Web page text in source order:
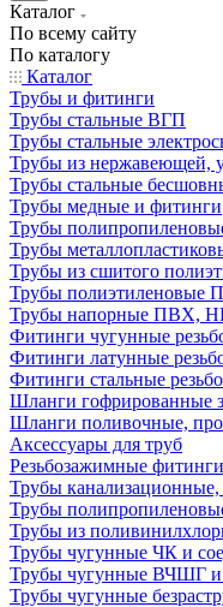
Каталог
По всему сайту
По каталогу
Каталог
Трубы и фитинги
Трубы стальные ВГП
Трубы стальные
Трубы из нержавеющей,
Трубы стальные
Трубы медные и фитинги
Трубы
Трубы
Трубы из сшитого
Трубы
Трубы напорные ПВХ,
Фитинги чугунные
Фитинги латунные
Фитинги стальные
Шланги гофрированные
Шланги поливочные,
Аксессуары для труб
Резьбозажимные
Трубы канализационные,
Трубы
Трубы из
Трубы чугунные ЧК и
Трубы чугунные ВЧШГ и
Трубы чугунные